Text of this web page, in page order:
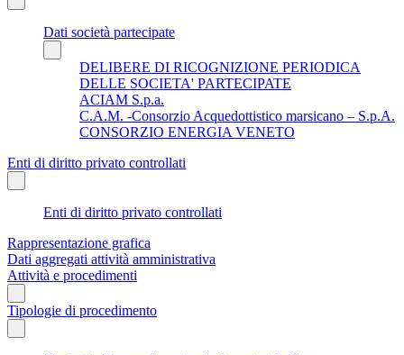
Dati società partecipate
DELIBERE DI RICOGNIZIONE PERIODICA
DELLE SOCIETA' PARTECIPATE
ACIAM S.p.a.
C.A.M. -Consorzio Acquedottistico marsicano – S.p.A.
CONSORZIO ENERGIA VENETO
Enti di diritto privato controllati
Enti di diritto privato controllati
Rappresentazione grafica
Dati aggregati attività amministrativa
Attività e procedimenti
Tipologie di procedimento